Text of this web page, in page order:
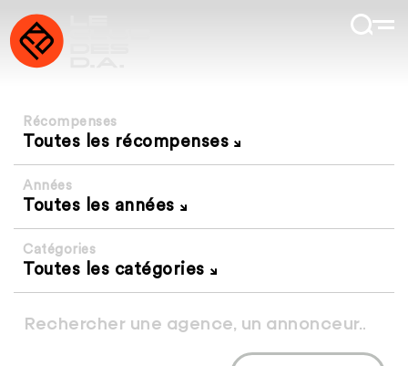
Récompenses
Toutes les récompenses
Années
Toutes les années
Catégories
Toutes les catégories